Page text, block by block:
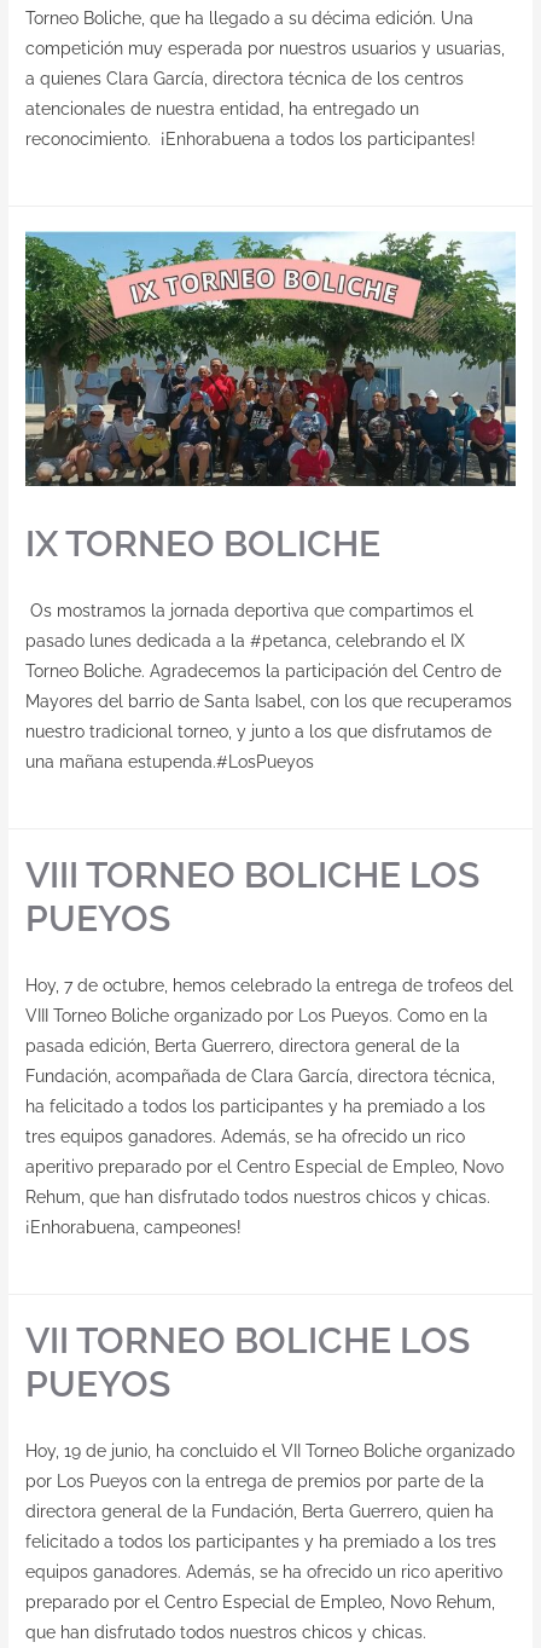
Torneo Boliche, que ha llegado a su décima edición. Una
competición muy esperada por nuestros usuarios y usuarias,
a quienes Clara García, directora técnica de los centros
atencionales de nuestra entidad, ha entregado un
reconocimiento. ¡Enhorabuena a todos los participantes!
IX TORNEO BOLICHE
Os mostramos la jornada deportiva que compartimos el
pasado lunes dedicada a la #petanca, celebrando el IX
Torneo Boliche. Agradecemos la participación del Centro de
Mayores del barrio de Santa Isabel, con los que recuperamos
nuestro tradicional torneo, y junto a los que disfrutamos de
una mañana estupenda.#LosPueyos
VIII TORNEO BOLICHE LOS
PUEYOS
Hoy, 7 de octubre, hemos celebrado la entrega de trofeos del
VIII Torneo Boliche organizado por Los Pueyos. Como en la
pasada edición, Berta Guerrero, directora general de la
Fundación, acompañada de Clara García, directora técnica,
ha felicitado a todos los participantes y ha premiado a los
tres equipos ganadores. Además, se ha ofrecido un rico
aperitivo preparado por el Centro Especial de Empleo, Novo
Rehum, que han disfrutado todos nuestros chicos y chicas.
¡Enhorabuena, campeones!
VII TORNEO BOLICHE LOS
PUEYOS
Hoy, 19 de junio, ha concluido el VII Torneo Boliche organizado
por Los Pueyos con la entrega de premios por parte de la
directora general de la Fundación, Berta Guerrero, quien ha
felicitado a todos los participantes y ha premiado a los tres
equipos ganadores. Además, se ha ofrecido un rico aperitivo
preparado por el Centro Especial de Empleo, Novo Rehum,
que han disfrutado todos nuestros chicos y chicas.